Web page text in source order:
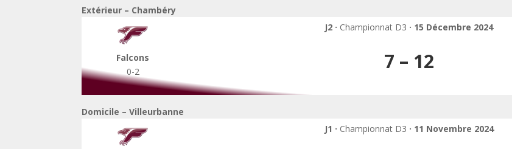
Extérieur – Chambéry
Falcons
0-2
J2 · Championnat D3 · 15 Décembre 2024
7 – 12
Domicile – Villeurbanne
J1 · Championnat D3 · 11 Novembre 2024